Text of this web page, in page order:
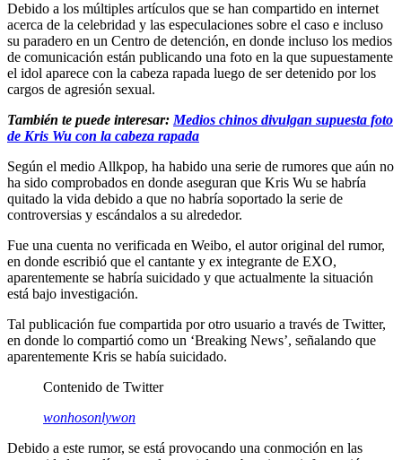
Debido a los múltiples artículos que se han compartido en internet
acerca de la celebridad y las especulaciones sobre el caso e incluso
su paradero en un Centro de detención, en donde incluso los medios
de comunicación están publicando una foto en la que supuestamente
el idol aparece con la cabeza rapada luego de ser detenido por los
cargos de agresión sexual.
También te puede interesar: Medios chinos divulgan supuesta foto
de Kris Wu con la cabeza rapada
Según el medio Allkpop, ha habido una serie de rumores que aún no
ha sido comprobados en donde aseguran que Kris Wu se habría
quitado la vida debido a que no habría soportado la serie de
controversias y escándalos a su alrededor.
Fue una cuenta no verificada en Weibo, el autor original del rumor,
en donde escribió que el cantante y ex integrante de EXO,
aparentemente se habría suicidado y que actualmente la situación
está bajo investigación.
Tal publicación fue compartida por otro usuario a través de Twitter,
en donde lo compartió como un ‘Breaking News’, señalando que
aparentemente Kris se había suicidado.
Contenido de Twitter
wonhosonlywon
Debido a este rumor, se está provocando una conmoción en las